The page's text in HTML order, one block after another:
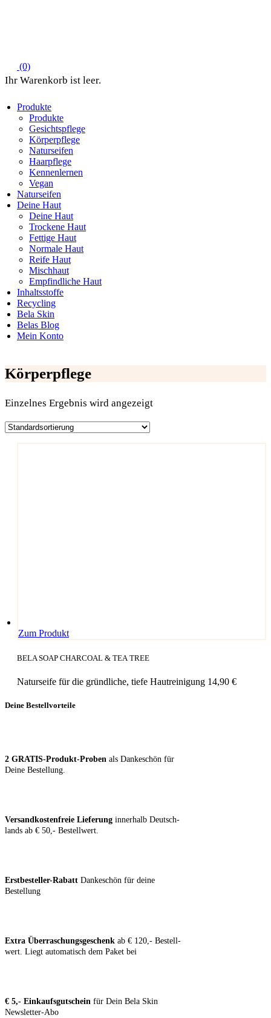
(0)
Produkte
Produkte
Gesichtspflege
Körperpflege
Naturseifen
Haarpflege
Kennenlernen
Vegan
Naturseifen
Deine Haut
Deine Haut
Trockene Haut
Fettige Haut
Normale Haut
Reife Haut
Mischhaut
Empfindliche Haut
Inhaltsstoffe
Recycling
Bela Skin
Belas Blog
Mein Konto
Körperpflege
Einzelnes Ergebnis wird angezeigt
Zum Produkt
BELA SOAP CHARCOAL & TEA TREE
Naturseife für die gründliche, tiefe Hautreinigung 14,90 €
Deine Bestellvorteile
2 GRA­TIS-Pro­dukt-Pro­ben als Dan­ke­schön für
Dei­ne Bestellung.
Ver­sand­kos­ten­freie Lie­fe­rung inner­halb Deutsch­
lands ab € 50,- Bestellwert.
Erst­be­stel­ler-Rabatt Dan­ke­schön für dei­ne
Bestellung
Extra Über­ra­schungs­ge­schenk ab € 120,- Bestell­
wert. Liegt auto­ma­tisch dem Paket bei
€ 5,- Ein­kaufs­gut­schein für Dein Bela Skin
Newsletter-Abo